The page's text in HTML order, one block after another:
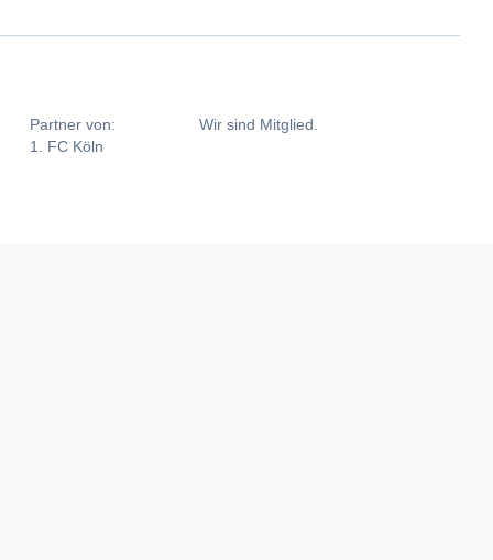
Partner von:
1. FC Köln
Wir sind Mitglied.